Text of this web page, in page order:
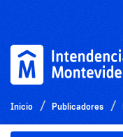
Inicio Publicadores